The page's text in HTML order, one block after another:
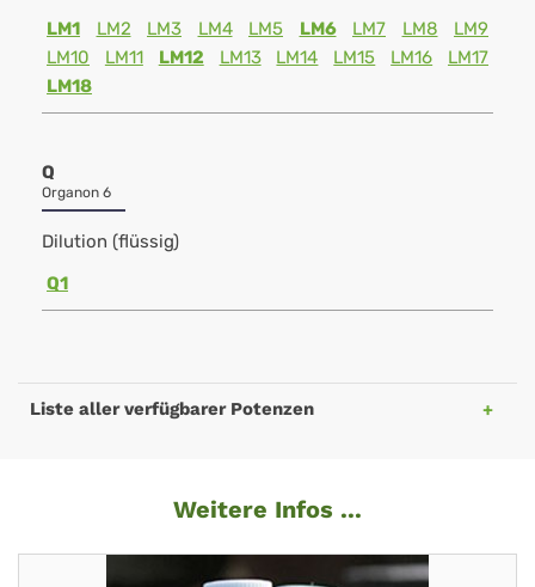
LM1 LM2 LM3 LM4 LM5 LM6 LM7 LM8
LM9
LM10
LM11 LM12 LM13 LM14 LM15 LM16
LM17
LM18
Q
Organon 6
Dilution (flüssig)
Q1
Liste aller verfügbarer Potenzen
Weitere Infos ...